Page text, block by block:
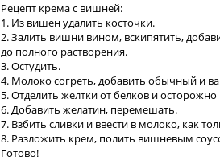
Рецепт крема с вишней:
1. Из вишен удалить косточки.
2. Залить вишни вином, вскипятить,
до полного растворения.
3. Остудить.
4. Молоко согреть, добавить обычный и
5. Отделить желтки от белков и
6. Добавить желатин, перемешать.
7. Взбить сливки и ввести в молоко, как
8. Разложить крем, полить вишневым
Готово!